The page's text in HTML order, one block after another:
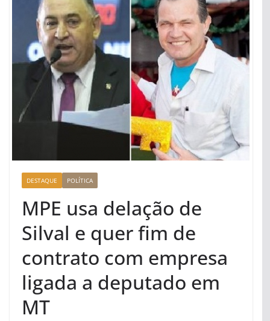
DESTAQUE POLÍTICA
MPE usa delação de
Silval e quer fim de
contrato com empresa
ligada a deputado em
MT